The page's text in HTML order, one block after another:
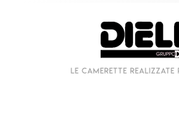
Le camerette realizzate